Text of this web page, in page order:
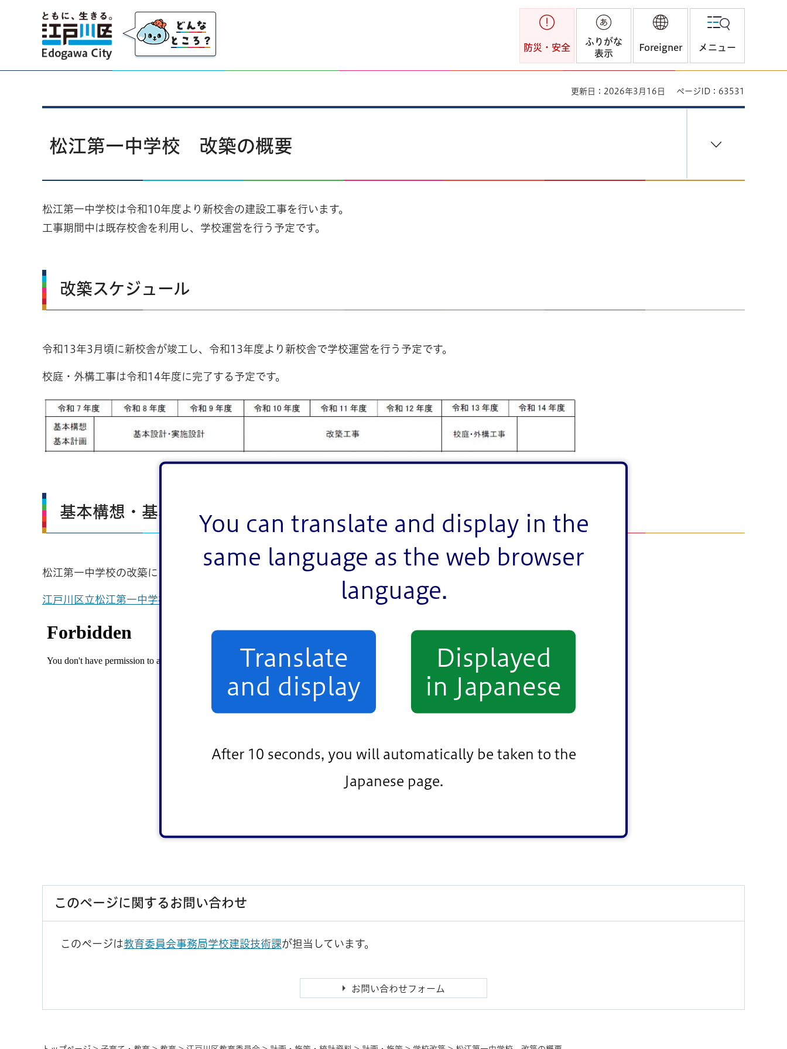
You can translate and display in the
same language as the web browser
language.
Translate
and display
Displayed
in Japanese
After 10 seconds, you will automatically be taken to the
Japanese page.
江戸川区
防災・安全
ふりがな
表示
Foreigner メニュー
更新日：2026年3月16日 ページID：63531
松江第一中学校 改築の概要
松江第一中学校は令和10年度より新校舎の建設工事を行います。
工事期間中は既存校舎を利用し、学校運営を行う予定です。
改築スケジュール
令和13年3月頃に新校舎が竣工し、令和13年度より新校舎で学校運営を行う予定です。
校庭・外構工事は令和14年度に完了する予定です。
基本構想・基本計画
松江第一中学校の改築に向け、『江戸川区立松江第一中学校改築基本構想・基本計画』を策定しました。
江戸川区立松江第一中学校改築基本構想・基本計画（PDF：6,317KB）
このページに関するお問い合わせ
このページは教育委員会事務局学校建設技術課が担当しています。